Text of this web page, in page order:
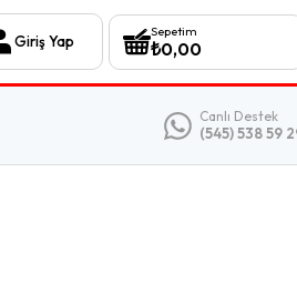
Giriş Yap
Sepetim
₺0,00
Canlı Destek
(545) 538 59